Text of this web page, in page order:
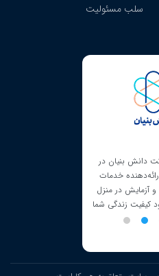
سلب مسئولیت
کسب‌و‌کارهای
طریق آن، هویت
فعالیت این شرکت
شده است.